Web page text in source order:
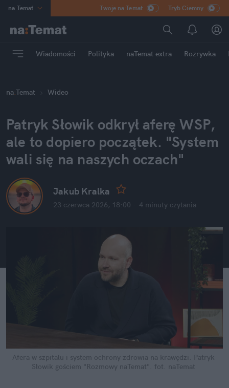
na:Temat
Poland
mama
Rozrywka
Twoje na:Temat Tryb Ciemny
Wiadomości Polityka naTemat extra Rozrywka
na:Temat Wideo
Patryk Słowik odkrył aferę WSP,
ale to dopiero początek. "System
wali się na naszych oczach"
Jakub Kralka
23 czerwca 2026, 18:00 · 4 minuty czytania
Afera w szpitalu i system ochrony zdrowia na krawędzi. Patryk
Słowik gościem "Rozmowy naTemat". fot. naTemat